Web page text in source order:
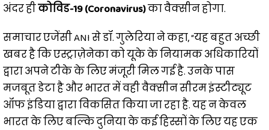
अंदर हीकोविड-19 (Coronavirus)का वैक्सीन होगा.
समाचार एजेंसी ANI से डॉ. गुलेरिया ने कहा, “यह बहुत अच्छी
खबर है कि एस्ट्राज़ेनेका को यूके के नियामक अधिकारियों
द्वारा अपने टीके के लिए मंजूरी मिल गई है. उनके पास
मजबूत डेटा है और भारत में वही वैक्सीन सीरम इंस्टीट्यूट
ऑफ इंडिया द्वारा विकसित किया जा रहा है. यह न केवल
भारत के लिए बल्कि दुनिया के कई हिस्सों के लिए यह एक